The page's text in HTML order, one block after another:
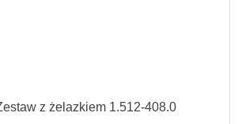
z żelazkiem 1.512-408.0